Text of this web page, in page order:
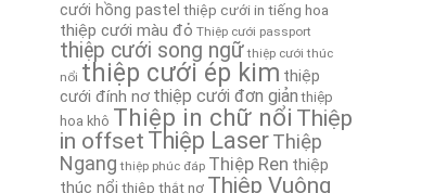
Thiệp cưới TA236
cưới hồng pastel thiệp cưới in tiếng hoa
thiệp cưới màu đỏ Thiệp cưới passport
thiệp cưới song ngữ thiệp cưới thúc
nổi thiệp cưới ép kim thiệp
cưới đính nơ thiệp cưới đơn giản thiệp
hoa khô Thiệp in chữ nổi Thiệp
in offset Thiệp LaserThiệp
Ngang thiệp phúc đáp Thiệp Ren thiệp
thúc nổi thiệp thắt nơ Thiệp Vuông